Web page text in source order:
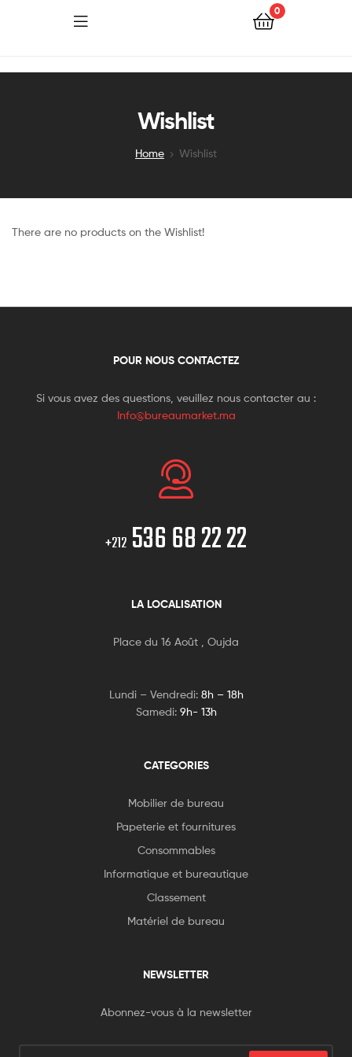
0
Wishlist
Home Wishlist
There are no products on the Wishlist!
POUR NOUS CONTACTEZ
Si vous avez des questions, veuillez nous contacter au :
Info@bureaumarket.ma
+212 536 68 22 22
LA LOCALISATION
Place du 16 Août , Oujda
Lundi – Vendredi: 8h – 18h
Samedi: 9h- 13h
CATEGORIES
Mobilier de bureau
Papeterie et fournitures
Consommables
Informatique et bureautique
Classement
Matériel de bureau
NEWSLETTER
Abonnez-vous à la newsletter